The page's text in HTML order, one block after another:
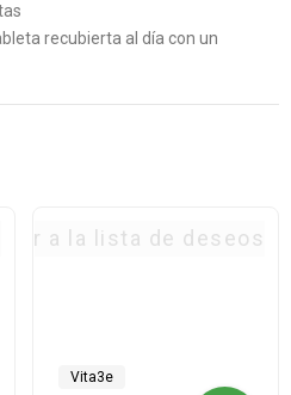
recubierta al día con un
Vita3e
a la lista de deseos